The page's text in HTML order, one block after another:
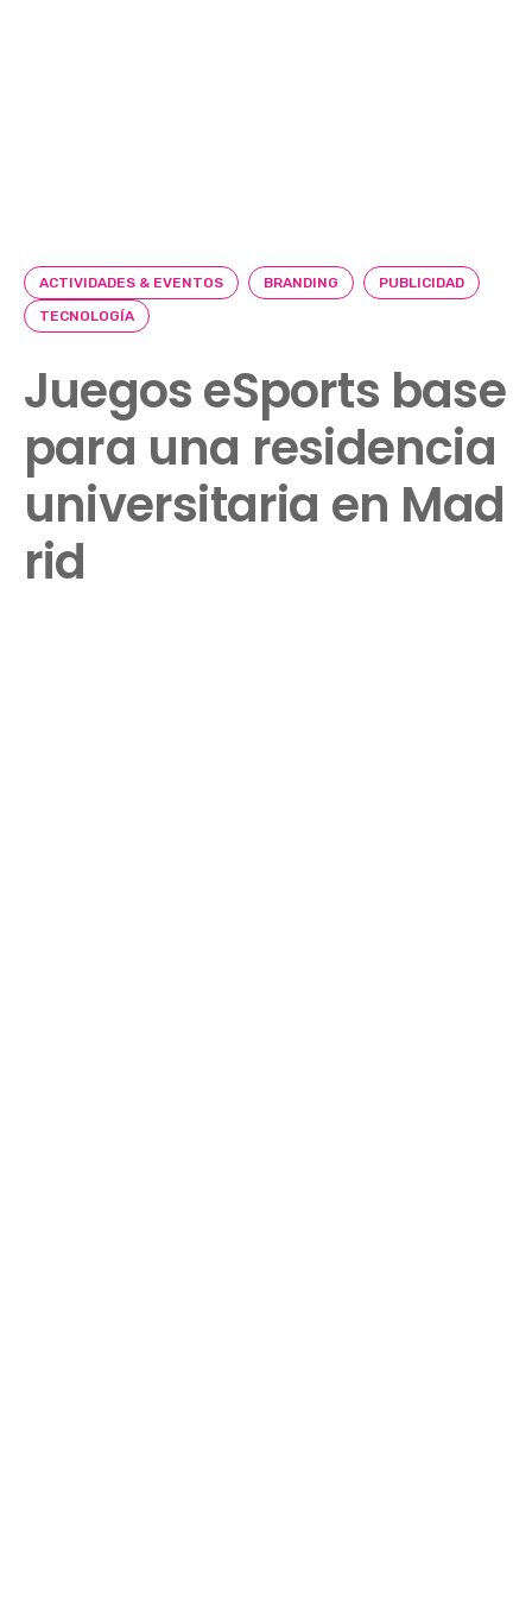
ACTIVIDADES & EVENTOS BRANDING
PUBLICIDAD
TECNOLOGÍA
Juegos eSports base
para una residencia
universitaria en Mad
rid